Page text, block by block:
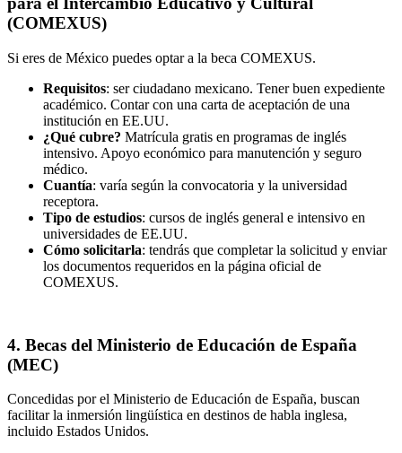
(COMEXUS)
Si eres de México puedes optar a la beca COMEXUS.
Requisitos: ser ciudadano mexicano. Tener buen expediente
académico. Contar con una carta de aceptación de una
institución en EE.UU.
¿Qué cubre? Matrícula gratis en programas de inglés
intensivo. Apoyo económico para manutención y seguro
médico.
Cuantía: varía según la convocatoria y la universidad
receptora.
Tipo de estudios: cursos de inglés general e intensivo en
universidades de EE.UU.
Cómo solicitarla: tendrás que completar la solicitud y enviar
los documentos requeridos en la página oficial de
COMEXUS.
4. Becas del Ministerio de Educación de España
(MEC)
Concedidas por el Ministerio de Educación de España, buscan
facilitar la inmersión lingüística en destinos de habla inglesa,
incluido Estados Unidos.